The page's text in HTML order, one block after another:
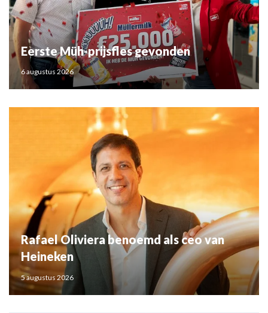
Eerste Müh-prijsfles gevonden
6 augustus 2026
Rafael Oliviera benoemd als ceo van
Heineken
5 augustus 2026